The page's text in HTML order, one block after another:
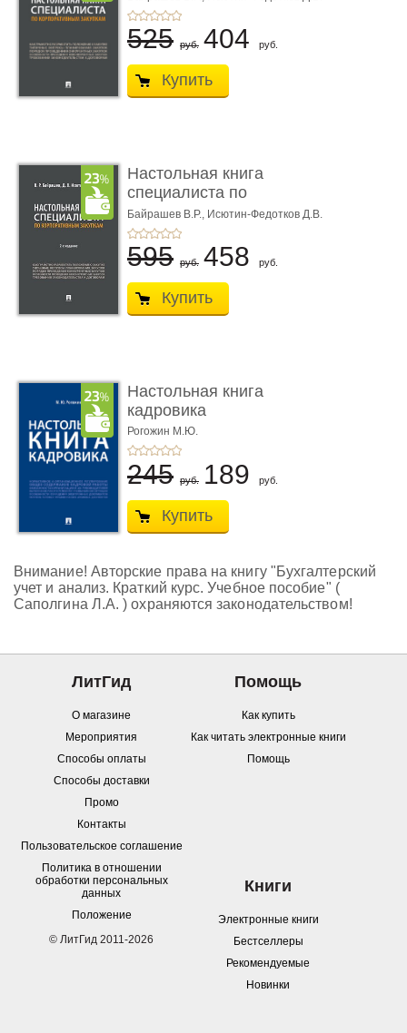
525 руб. 404 руб.
Купить
Настольная книга
специалиста по
корпоративны� ...
Байрашев В.Р., Исютин-Федотков Д.В.
595 руб. 458 руб.
Купить
Настольная книга
кадровика
Рогожин М.Ю.
245 руб. 189 руб.
Купить
Внимание! Авторские права на книгу "Бухгалтерский
учет и анализ. Краткий курс. Учебное пособие" (
Саполгина Л.А. ) охраняются законодательством!
ЛитГид
О магазине
Мероприятия
Способы оплаты
Способы доставки
Промо
Контакты
Пользовательское соглашение
Политика в отношении
обработки персональных
данных
Положение
© ЛитГид 2011-2026
Помощь
Как купить
Как читать электронные книги
Помощь
Книги
Электронные книги
Бестселлеры
Рекомендуемые
Новинки